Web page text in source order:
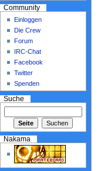
Community
Einloggen
Die Crew
Forum
IRC-Chat
Facebook
Twitter
Spenden
Suche
Nakama